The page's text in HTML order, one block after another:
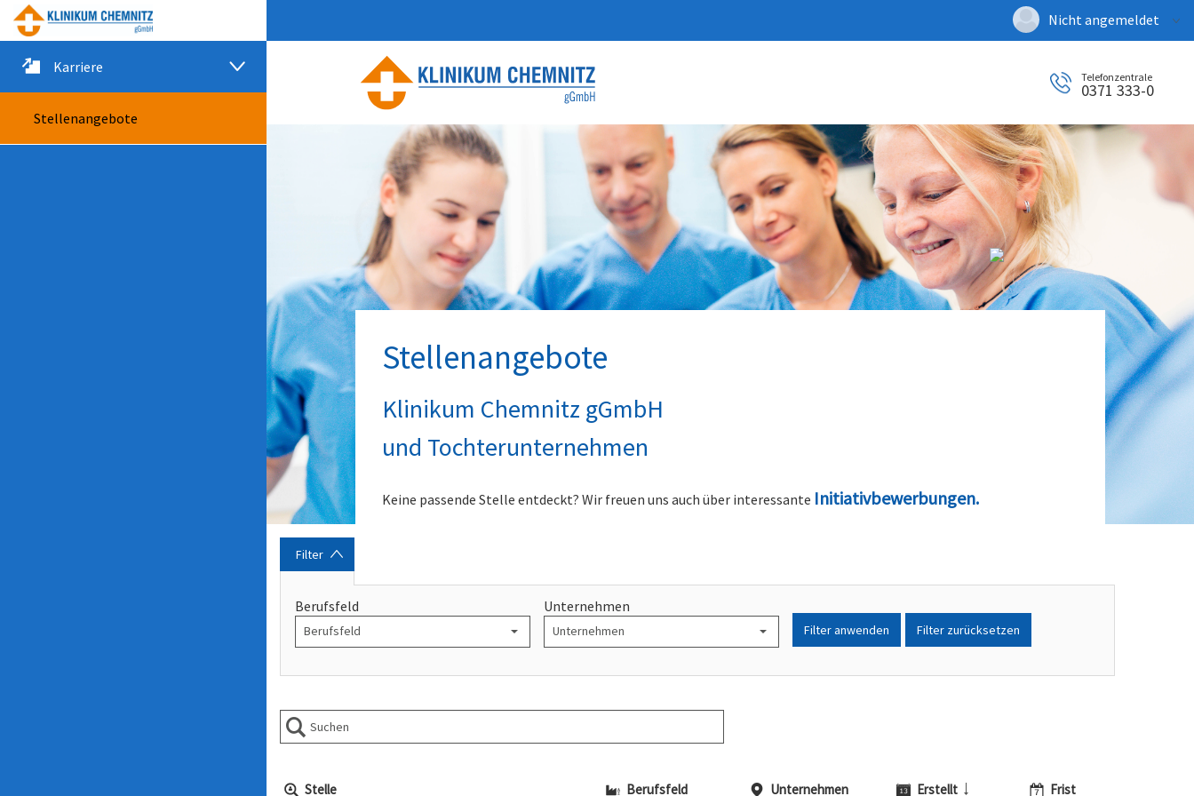
Nicht angemeldet
Karriere
Stellenangebote
Telefonzentrale
0371 333-0
Stellenangebote
Klinikum Chemnitz gGmbH
und Tochterunternehmen
Keine passende Stelle entdeckt? Wir freuen uns auch über interessante Initiativbewerbungen.
Filter
Berufsfeld Unternehmen
Filter anwenden Filter zurücksetzen
Datentabelle mit 38 Zeilen und 5 Spalten
Stelle Berufsfeld Unternehmen Erstellt Frist